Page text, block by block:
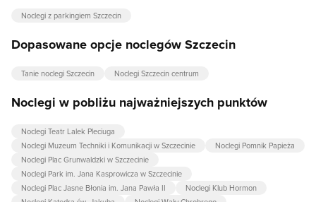
Noclegi z parkingiem Szczecin
Dopasowane opcje noclegów Szczecin
Tanie noclegi Szczecin Noclegi Szczecin centrum
Noclegi w pobliżu najważniejszych punktów
Noclegi Teatr Lalek Pleciuga
Noclegi Muzeum Techniki i Komunikacji w Szczecinie
Noclegi Pomnik Papieża
Noclegi Plac Grunwaldzki w Szczecinie
Noclegi Park im. Jana Kasprowicza w Szczecinie
Noclegi Plac Jasne Błonia im. Jana Pawła II
Noclegi Klub Hormon